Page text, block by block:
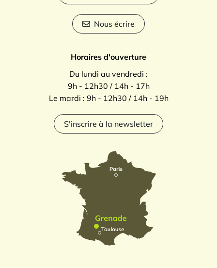
Nous écrire
Horaires d'ouverture
Du lundi au vendredi :
9h - 12h30 / 14h - 17h
Le mardi : 9h - 12h30 / 14h - 19h
S'inscrire à la newsletter